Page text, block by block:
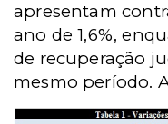
apresentam
ano de 1,6%,
de recuperação
mesmo período.